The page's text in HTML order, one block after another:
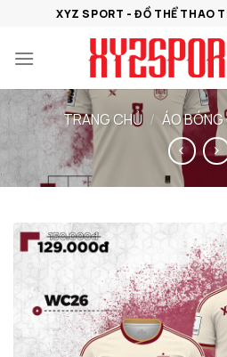
nội
XYZ SPORT - ĐỒ THỂ THAO
TRANG CHỦ / ÁO